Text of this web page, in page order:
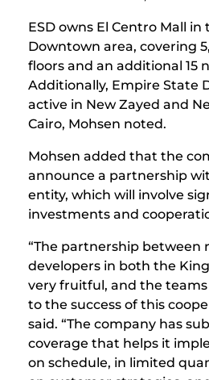
ESD owns El Centro Mall in
Downtown area, covering
floors and an additional 15
Additionally, Empire State
active in New Zayed and
Cairo, Mohsen noted.
Mohsen added that the
announce a partnership
entity, which will involve
investments and
“The partnership between
developers in both the
very fruitful, and the
to the success of this
said. “The company has
coverage that helps it
on schedule, in limited